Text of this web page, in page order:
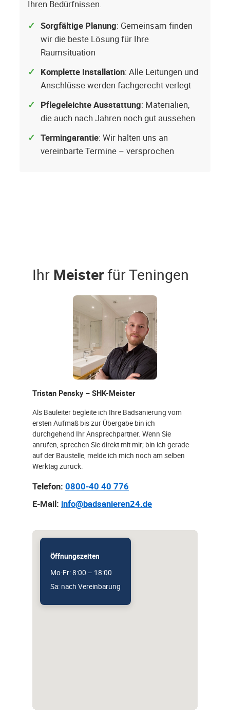
Ihren Bedürfnissen.
Sorgfältige Planung: Gemeinsam finden
wir die beste Lösung für Ihre
Raumsituation
Komplette Installation: Alle Leitungen und
Anschlüsse werden fachgerecht verlegt
Pflegeleichte Ausstattung: Materialien,
die auch nach Jahren noch gut aussehen
Termingarantie: Wir halten uns an
vereinbarte Termine – versprochen
Ihr Meisterfür Teningen
Tristan Pensky – SHK-Meister
Als Bauleiter begleite ich Ihre Badsanierung vom
ersten Aufmaß bis zur Übergabe bin ich
durchgehend Ihr Ansprechpartner. Wenn Sie
anrufen, sprechen Sie direkt mit mir; bin ich gerade
auf der Baustelle, melde ich mich noch am selben
Werktag zurück.
Telefon: 0800-40 40 776
E-Mail: info@badsanieren24.de
Öffnungszeiten
Mo-Fr: 8:00 – 18:00
Sa: nach Vereinbarung